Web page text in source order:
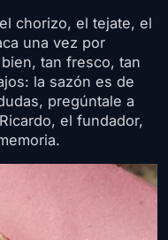
chorizo, el tejate, el
una vez por
tan fresco, tan
la sazón es de
pregúntale a
el fundador,